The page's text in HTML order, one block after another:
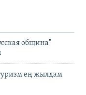
община"
ең жылдам